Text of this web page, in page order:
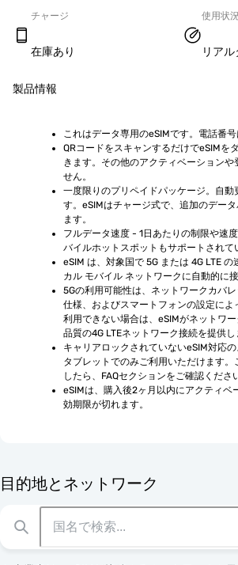
チャージ
在庫あり
使用状
リア
製品情報
これはデータ専用のeSIMです。電話番号
QRコードをスキャンするだけでeSIMを
きます。その他のアクティベーションや
せん。
一度限りのプリペイドパッケージ。自動
す。eSIMはチャージ式で、追加のデー
ます。
フルデータ速度 - 1日あたりの制限や速
バイルホットスポットもサポートされて
eSIM は、対象国で 5G または 4G LTE
カル モバイル ネットワークに自動的に接
5Gの利用可能性は、ネットワークカバ
仕様、およびスマートフォンの設定によ
利用できない場合は、eSIMがネットワ
品質の4G LTEネットワーク接続を提供し
キャリアロックされていないeSIM対応
タブレットでのみご利用いただけます。
したら、FAQセクションをご確認くださ
eSIMは、購入後2ヶ月以内にアクティベ
効期限が切れます。
目的地とネットワーク